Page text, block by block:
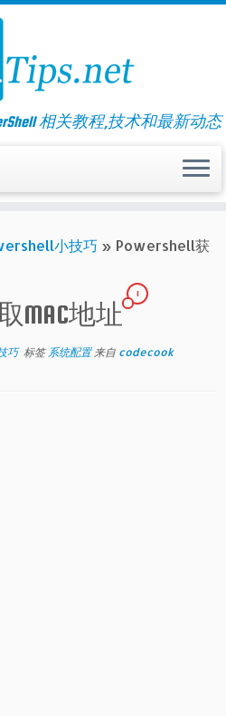
相关教程,技术和最新动态
小技巧 » Powershell获
MAC地址
1
巧 标签系统配置 来自 codecook